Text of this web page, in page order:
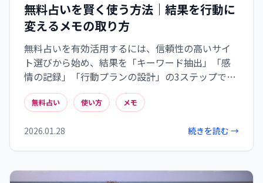
無料占いを賢く使う方法｜結果を行動に
変えるメモの取り方
無料占いを有効活用するには、信頼性の高いサイ
ト選びから始め、結果を「キーワード抽出」「感
情の記録」「行動プランの設計」の3ステップでメ
モに残すことが重要です。占いと向き合う最適な時
間帯と環境を整え、結果への反応を観察すること
予言するものではなく、自己発見と行動変容のき
っかけとして活用することで、その真価を発揮す
無料占い 使い方 メモ
2026.01.28 続きを読む →